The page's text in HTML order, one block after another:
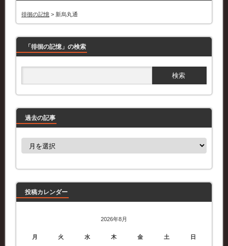
徘徊の記憶 > 新烏丸通
「徘徊の記憶」の検索
過去の記事
過
事
投稿カレンダー
2026年8月
月 火 水 木 金 土 日